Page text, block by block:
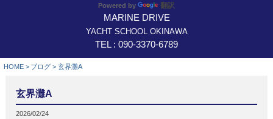
Powered by 翻訳
MARINE DRIVE
YACHT SCHOOL OKINAWA
TEL : 090-3370-6789
HOME > ブログ > 玄界灘A
玄界灘A
2026/02/24